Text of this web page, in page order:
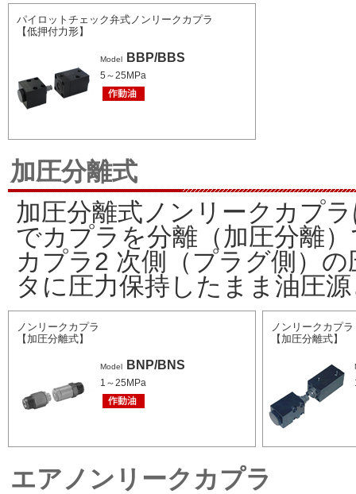
パイロットチェック弁式ノンリークカプラ
【低押付力形】
Model BBP/BBS
5～25MPa
加圧分離式
加圧分離式ノンリークカプ
でカプラを分離（加圧分離
カプラ2 次側（プラグ側）
タに圧力保持したまま油圧
ノンリークカプラ
【加圧分離式】
Model BNP/BNS
1～25MPa
ノンリークカプラ
【加圧分離式】
エアノンリークカプラ